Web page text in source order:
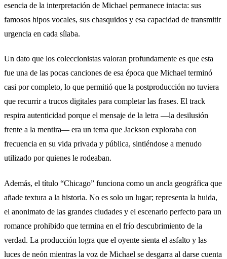
esencia de la interpretación de Michael permanece intacta: sus
famosos hipos vocales, sus chasquidos y esa capacidad de transmitir
urgencia en cada sílaba.
Un dato que los coleccionistas valoran profundamente es que esta
fue una de las pocas canciones de esa época que Michael terminó
casi por completo, lo que permitió que la postproducción no tuviera
que recurrir a trucos digitales para completar las frases. El track
respira autenticidad porque el mensaje de la letra —la desilusión
frente a la mentira— era un tema que Jackson exploraba con
frecuencia en su vida privada y pública, sintiéndose a menudo
utilizado por quienes le rodeaban.
Además, el título “Chicago” funciona como un ancla geográfica que
añade textura a la historia. No es solo un lugar; representa la huida,
el anonimato de las grandes ciudades y el escenario perfecto para un
romance prohibido que termina en el frío descubrimiento de la
verdad. La producción logra que el oyente sienta el asfalto y las
luces de neón mientras la voz de Michael se desgarra al darse cuenta